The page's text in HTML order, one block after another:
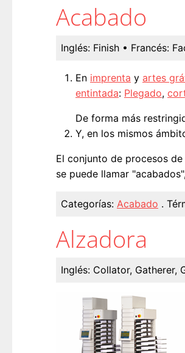
Acabado
Inglés: Finish • Francés:
En imprenta y artes
entintada: Plegado,
De forma más
Y, en los mismos
El conjunto de procesos
se puede llamar
Categorías: Acabado .
Alzadora
Inglés: Collator, Gatherer,